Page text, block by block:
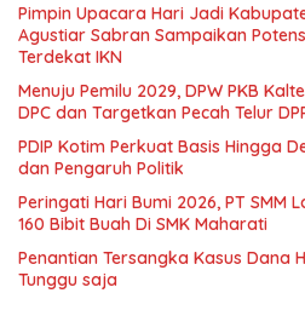
Pimpin Upacara Hari Jadi
Agustiar Sabran Sampaikan
Terdekat IKN
Menuju Pemilu 2029, DPW PKB
DPC dan Targetkan Pecah Telur
PDIP Kotim Perkuat Basis Hingga
dan Pengaruh Politik
Peringati Hari Bumi 2026, PT SMM
160 Bibit Buah Di SMK Maharati
Penantian Tersangka Kasus Dana
Tunggu saja